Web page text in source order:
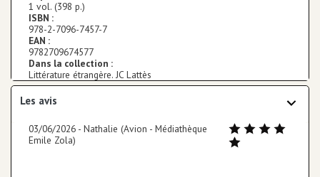
1 vol. (398 p.)
ISBN :
978-2-7096-7457-7
EAN :
9782709674577
Dans la collection :
Littérature étrangère. JC Lattès
Les avis
03/06/2026 - Nathalie (Avion - Médiathèque
Emile Zola)
Note: 5/5